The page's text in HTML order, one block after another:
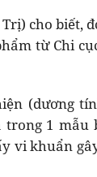
cho biết,
từ Chi
(dương
1 mẫu
vi khuẩn